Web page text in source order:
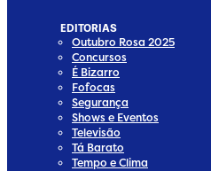
EDITORIAS
Outubro Rosa 2025
Concursos
É Bizarro
Fofocas
Segurança
Shows e Eventos
Televisão
Tá Barato
Tempo e Clima